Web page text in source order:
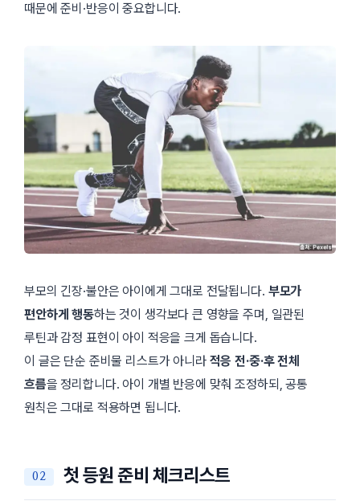
때문에 준비·반응이 중요합니다.
부모의 긴장·불안은 아이에게 그대로 전달됩니다. 부모가
편안하게 행동하는 것이 생각보다 큰 영향을 주며, 일관된
루틴과 감정 표현이 아이 적응을 크게 돕습니다.
이 글은 단순 준비물 리스트가 아니라 적응 전·중·후 전체
흐름을 정리합니다. 아이 개별 반응에 맞춰 조정하되, 공통
원칙은 그대로 적용하면 됩니다.
첫 등원 준비 체크리스트